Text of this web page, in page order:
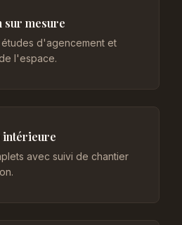
sur mesure
études d'agencement et
l'espace.
intérieure
avec suivi de chantier